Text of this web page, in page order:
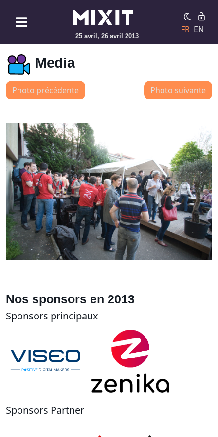
25 avril, 26 avril 2013
FR EN
Media
Photo précédente Photo suivante
Nos sponsors en 2013
Sponsors principaux
Sponsors Partner